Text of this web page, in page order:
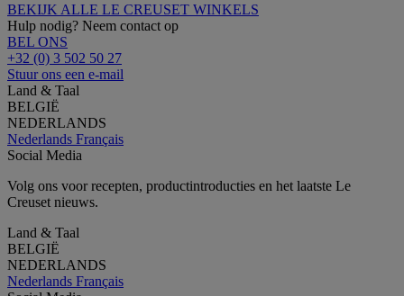
BEKIJK ALLE LE CREUSET WINKELS
Hulp nodig? Neem contact op
BEL ONS
+32 (0) 3 502 50 27
Stuur ons een e-mail
Land & Taal
BELGIË
NEDERLANDS
Nederlands Français
Social Media
Volg ons voor recepten, productintroducties en het laatste Le
Creuset nieuws.
Land & Taal
BELGIË
NEDERLANDS
Nederlands Français